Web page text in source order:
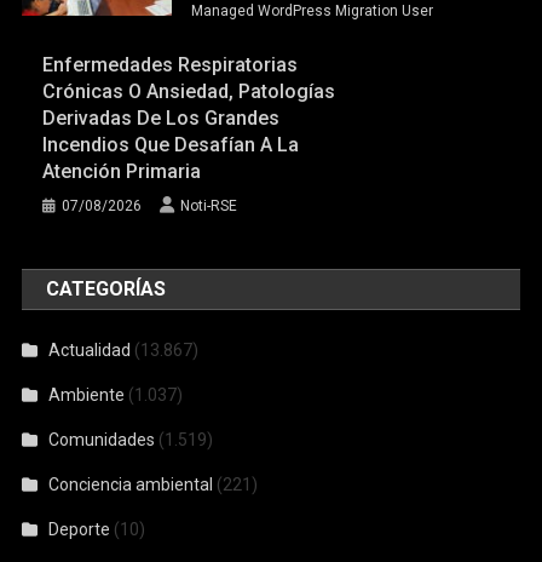
Managed WordPress Migration User
Enfermedades Respiratorias
Crónicas O Ansiedad, Patologías
Derivadas De Los Grandes
Incendios Que Desafían A La
Atención Primaria
07/08/2026 Noti-RSE
CATEGORÍAS
Actualidad (13.867)
Ambiente (1.037)
Comunidades (1.519)
Conciencia ambiental (221)
Deporte (10)